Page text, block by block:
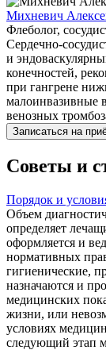
Михневич
Флеболог,
Сердечно-
и
конечностей,
при гангрене
малоинвазивные
венозных
Записаться на
Советы и
Порядок и
Объем
определяет
оформляется и
нормативных
гигиенические,
назначаются и
медицинских
жизни, или
условиях
следующий этап